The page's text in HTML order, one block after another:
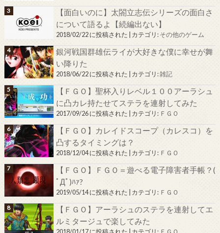
【面白いのに】太閤立志伝シリーズの面白さ
について語るよ【続編出ない】
2018/02/22 に投稿された カテゴリ:その他のゲーム
銀河戦国群雄伝ライが大好きな僕に幸せが舞
い降りた
2018/06/22 に投稿された カテゴリ:雑記
【ＦＧＯ】聖杯入りレベル１００アーラシュ
に凸カレ持たせてステラを連射してみた
2017/09/26 に投稿された カテゴリ: ＦＧＯ
【ＦＧＯ】カレイドスコープ（カレスコ）を
凸するタイミングは？
2018/12/04 に投稿された カテゴリ: ＦＧＯ
【ＦＧＯ】ＦＧＯ＝遊べる電子障害者手帳？(
ﾟДﾟ)ﾊｧ?
2019/05/14 に投稿された カテゴリ: ＦＧＯ
【ＦＧＯ】アーラシュのステラを連射してエ
ルミタージュで楽してみた